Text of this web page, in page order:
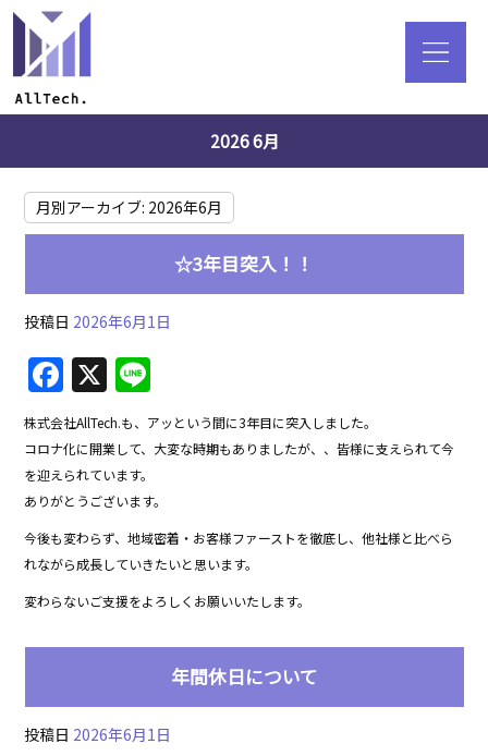
2026 6月
月別アーカイブ: 2026年6月
☆3年目突入！！
投稿日 2026年6月1日
F
a
c
e
b
o
o
k
X
n
e
株式会社AllTech.も、アッという間に3年目に突入しました。
コロナ化に開業して、大変な時期もありましたが、、皆様に支えられて今
を迎えられています。
ありがとうございます。
今後も変わらず、地域密着・お客様ファーストを徹底し、他社様と比べら
れながら成長していきたいと思います。
変わらないご支援をよろしくお願いいたします。
年間休日について
投稿日 2026年6月1日